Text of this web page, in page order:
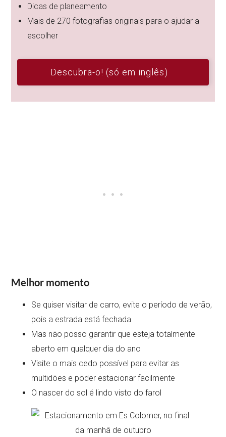
Dicas de planeamento
Mais de 270 fotografias originais para o ajudar a
escolher
Descubra-o! (só em inglês)
Melhor momento
Se quiser visitar de carro, evite o período de verão,
pois a estrada está fechada
Mas não posso garantir que esteja totalmente
aberto em qualquer dia do ano
Visite o mais cedo possível para evitar as
multidões e poder estacionar facilmente
O nascer do sol é lindo visto do farol